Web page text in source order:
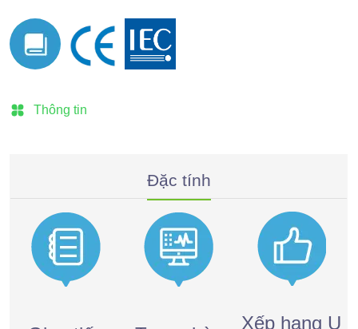
Thông tin